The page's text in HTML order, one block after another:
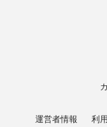
運営者情報 利